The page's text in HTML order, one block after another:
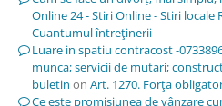
Online 24 - Stiri Online - Stiri locale
Cuantumul întreţinerii
Luare in spatiu contracost -
munca; servicii de mutari;
buletin on Art. 1270. Forţa
Ce este promisiunea de vânzare